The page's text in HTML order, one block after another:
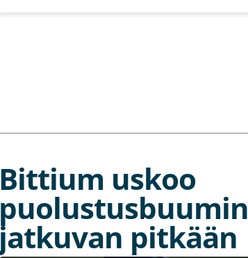
Bittium uskoo
puolustusbuumin
jatkuvan pitkään